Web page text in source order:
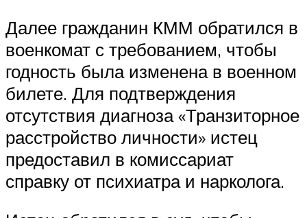
Далее гражданин КММ обратился в
военкомат с требованием, чтобы
годность была изменена в военном
билете. Для подтверждения
отсутствия диагноза «Транзиторное
расстройство личности» истец
предоставил в комиссариат
справку от психиатра и нарколога.